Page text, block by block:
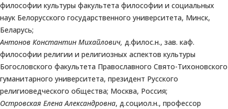
философии культуры факультета философии и социальных
наук Белорусского государственного университета, Минск,
Беларусь;
Антонов Константин Михайлович, д.филос.н., зав. каф.
философии религии и религиозных аспектов культуры
Богословского факультета Православного Свято-Тихоновского
гуманитарного университета, президент Русского
религиоведческого общества; Москва, Россия;
Островская Елена Александровна, д.социол.н., профессор